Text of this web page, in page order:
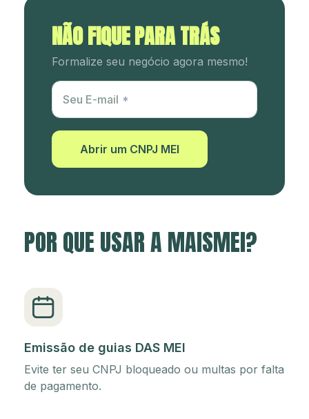
NÃO FIQUE PARA TRÁS
Formalize seu negócio agora mesmo!
Utm Content
Seu E-mail
Abrir um CNPJ MEI
POR QUE USAR A MAISMEI?
Emissão de guias DAS MEI
Evite ter seu CNPJ bloqueado ou multas por falta
de pagamento.